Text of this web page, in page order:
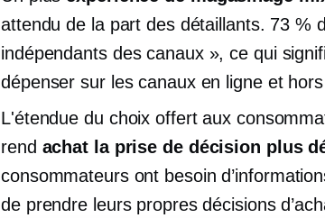
attendu de la part des détaillants. 73 %
indépendants des canaux », ce qui
dépenser sur les canaux en ligne et
L'étendue du choix offert aux
rend achat la prise de décision plus
consommateurs ont besoin
de prendre leurs propres décisions